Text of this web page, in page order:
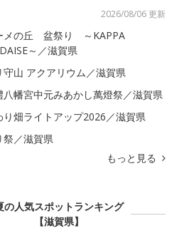
2026/08/06 更新
メの丘 盆祭り ～KAPPA
～／滋賀県
守山 アクアリウム／滋賀県
八幡宮中元みあかし萬燈祭／滋賀県
り畑ライトアップ2026／滋賀県
祭／滋賀県
もっと見る
の人気スポットランキング
【滋賀県】